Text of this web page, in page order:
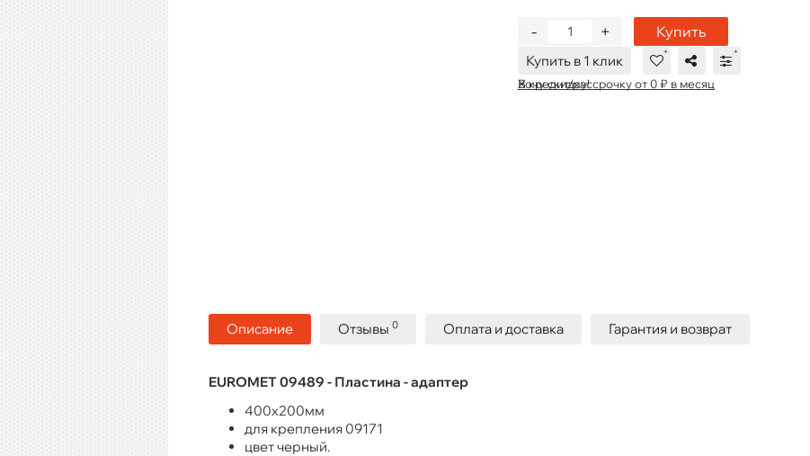
+
- Купить
Купить в 1 клик
В кредит/рассрочку от 0 ₽ в месяц
Хочу скидку!
Описание Отзывы 0 Оплата и доставка Гарантия и возврат
EUROMET 09489 - Пластина - адаптер
400х200мм
для крепления 09171
цвет черный.